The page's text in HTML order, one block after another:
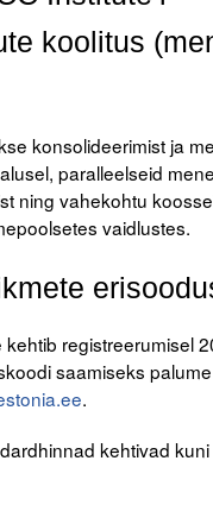
koolitus
konsolideerimist ja
paralleelseid
ning vahekohtu
vaidlustes.
kehtib registreerumisel
saamiseks
.
kehtivad